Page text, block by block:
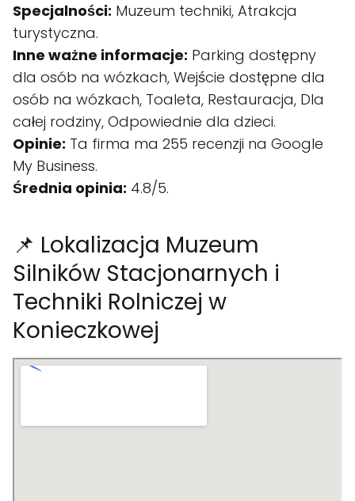
Specjalności: Muzeum techniki, Atrakcja
turystyczna.
Inne ważne informacje: Parking dostępny
dla osób na wózkach, Wejście dostępne dla
osób na wózkach, Toaleta, Restauracja, Dla
całej rodziny, Odpowiednie dla dzieci.
Opinie: Ta firma ma 255 recenzji na Google
My Business.
Średnia opinia: 4.8/5.
📌 Lokalizacja Muzeum
Silników Stacjonarnych i
Techniki Rolniczej w
Konieczkowej